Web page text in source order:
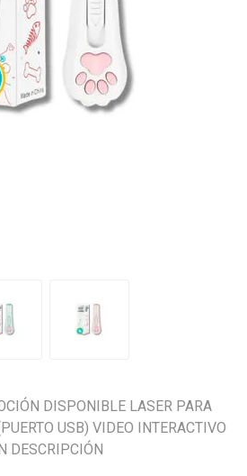
DISPONIBLE LASER PARA
USB) VIDEO INTERACTIVO
DESCRIPCIÓN